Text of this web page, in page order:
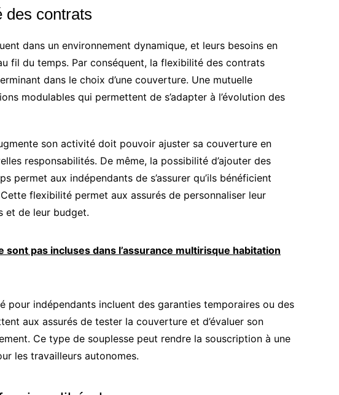
des contrats
dans un environnement dynamique, et leurs besoins en
fil du temps. Par conséquent, la flexibilité des contrats
dans le choix d’une couverture. Une mutuelle
modulables qui permettent de s’adapter à l’évolution des
son activité doit pouvoir ajuster sa couverture en
responsabilités. De même, la possibilité d’ajouter des
permet aux indépendants de s’assurer qu’ils bénéficient
flexibilité permet aux assurés de personnaliser leur
et de leur budget.
sont pas incluses dans l’assurance multirisque habitation
pour indépendants incluent des garanties temporaires ou des
aux assurés de tester la couverture et d’évaluer son
Ce type de souplesse peut rendre la souscription à une
les travailleurs autonomes.